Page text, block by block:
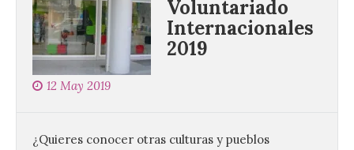
Voluntariado
Internacionales
2019
12 May 2019
¿Quieres conocer otras culturas y pueblos